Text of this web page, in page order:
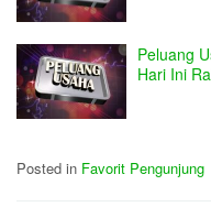
Peluang
Hari Ini
Posted in Favorit Pengunjung